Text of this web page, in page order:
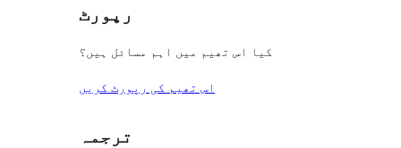
رپورٹ
کیا اس تھیم میں اہم مسائل ہیں؟
اس تھیم کی رپورٹ کریں
ترجمہ